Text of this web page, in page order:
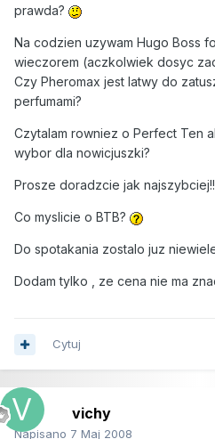
prawda?
Na codzien uzywam Hugo Boss
wieczorem (aczkolwiek dosyc
Czy Pheromax jest latwy do
perfumami?
Czytalam rowniez o Perfect Ten
wybor dla nowicjuszki?
Prosze doradzcie jak
Co myslicie o BTB?
Do spotakania zostalo juz
Dodam tylko , ze cena nie ma
Cytuj
vichy
Napisano 7 Maj 2008